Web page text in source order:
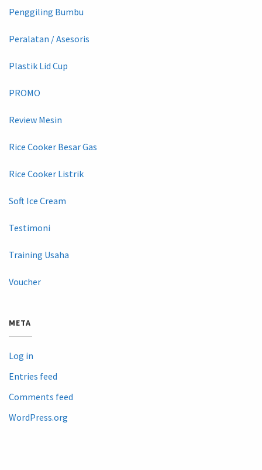
Penggiling Bumbu
Peralatan / Asesoris
Plastik Lid Cup
PROMO
Review Mesin
Rice Cooker Besar Gas
Rice Cooker Listrik
Soft Ice Cream
Testimoni
Training Usaha
Voucher
META
Log in
Entries feed
Comments feed
WordPress.org